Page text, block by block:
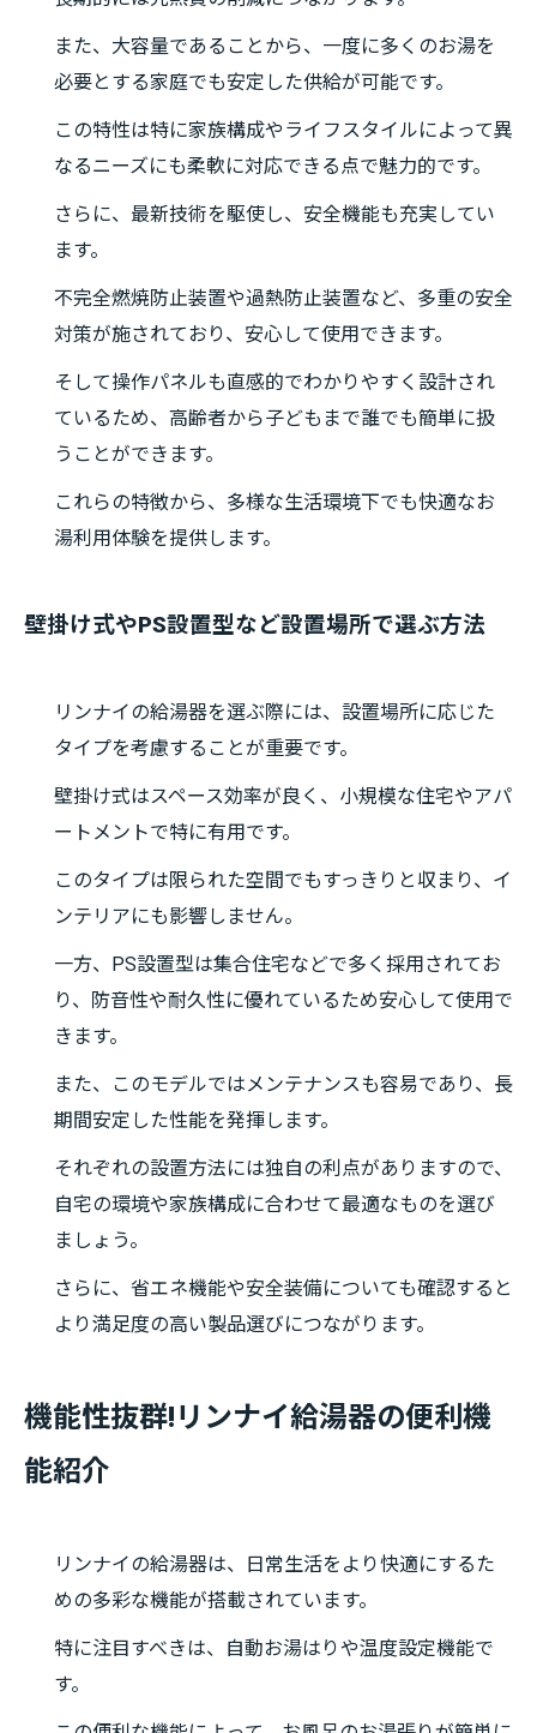
また、大容量であることから、一度に多くのお湯を
必要とする家庭でも安定した供給が可能です。
この特性は特に家族構成やライフスタイルによって異
なるニーズにも柔軟に対応できる点で魅力的です。
さらに、最新技術を駆使し、安全機能も充実してい
ます。
不完全燃焼防止装置や過熱防止装置など、多重の安全
対策が施されており、安心して使用できます。
そして操作パネルも直感的でわかりやすく設計され
ているため、高齢者から子どもまで誰でも簡単に扱
うことができます。
これらの特徴から、多様な生活環境下でも快適なお
湯利用体験を提供します。
壁掛け式やPS設置型など設置場所で選ぶ方法
リンナイの給湯器を選ぶ際には、設置場所に応じた
タイプを考慮することが重要です。
壁掛け式はスペース効率が良く、小規模な住宅やアパ
ートメントで特に有用です。
このタイプは限られた空間でもすっきりと収まり、イ
ンテリアにも影響しません。
一方、PS設置型は集合住宅などで多く採用されてお
り、防音性や耐久性に優れているため安心して使用で
きます。
また、このモデルではメンテナンスも容易であり、長
期間安定した性能を発揮します。
それぞれの設置方法には独自の利点がありますので、
自宅の環境や家族構成に合わせて最適なものを選び
ましょう。
さらに、省エネ機能や安全装備についても確認すると
より満足度の高い製品選びにつながります。
機能性抜群!リンナイ給湯器の便利機
能紹介
リンナイの給湯器は、日常生活をより快適にするた
めの多彩な機能が搭載されています。
特に注目すべきは、自動お湯はりや温度設定機能で
す。